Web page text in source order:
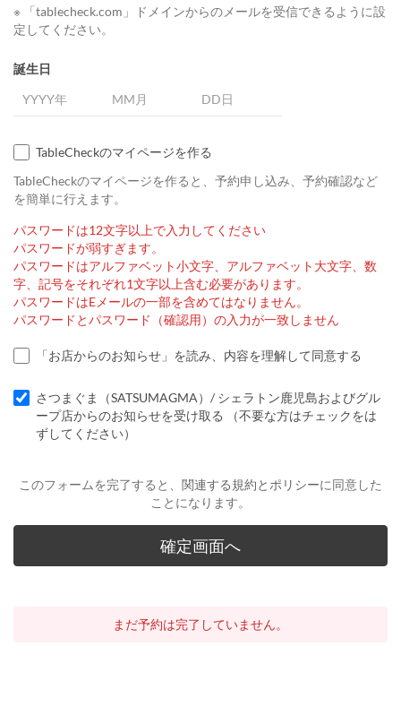
※ 「tablecheck.com」ドメインからのメールを受信できるように設
定してください。
誕生日
TableCheckのマイページを作る
TableCheckのマイページを作ると、予約申し込み、予約確認など
を簡単に行えます。
パスワードは12文字以上で入力してください
パスワードが弱すぎます。
パスワードはアルファベット小文字、アルファベット大文字、数
字、記号をそれぞれ1文字以上含む必要があります。
パスワードはEメールの一部を含めてはなりません。
パスワードとパスワード（確認用）の入力が一致しません
「お店からのお知らせ」を読み、内容を理解して同意する
さつまぐま（SATSUMAGMA）/ シェラトン鹿児島およびグル
ープ店からのお知らせを受け取る （不要な方はチェックをは
ずしてください）
このフォームを完了すると、 関連する規約とポリシーに同意した
ことになります。
まだ予約は完了していません。